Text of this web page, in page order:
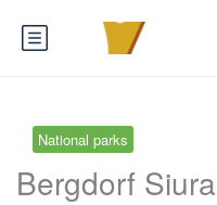
National parks
Bergdorf